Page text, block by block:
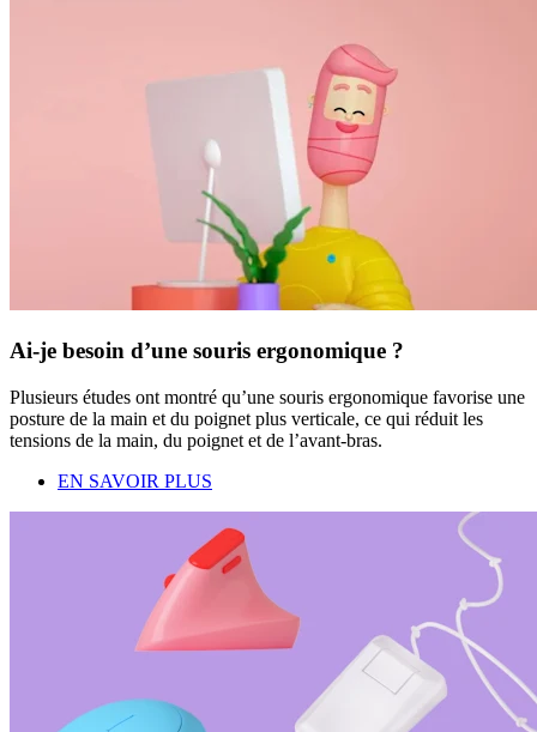
Ai-je besoin d’une souris ergonomique ?
Plusieurs études ont montré qu’une souris ergonomique favorise une
posture de la main et du poignet plus verticale, ce qui réduit les
tensions de la main, du poignet et de l’avant-bras.
EN SAVOIR PLUS